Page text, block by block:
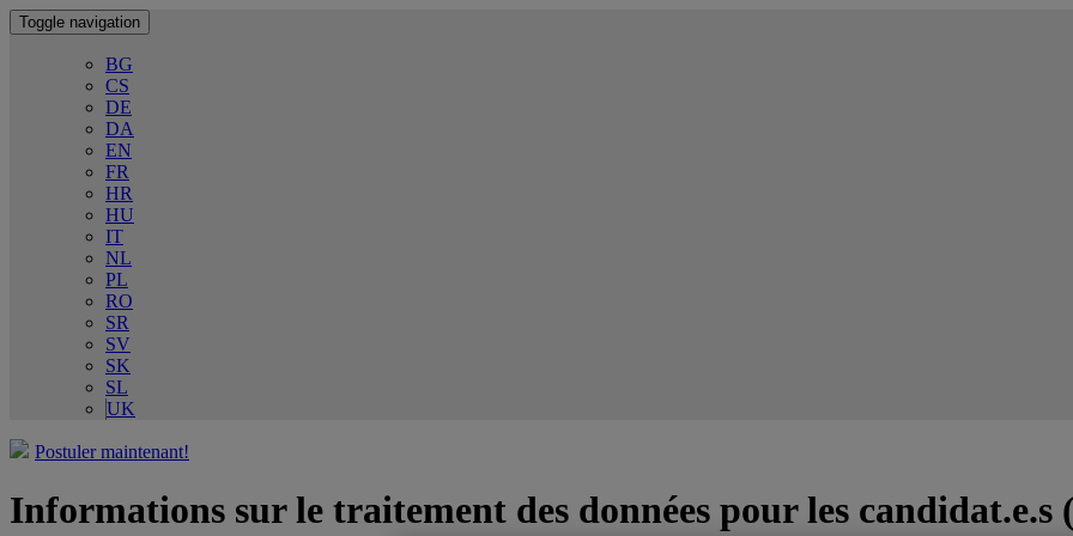
Toggle navigation
BG
CS
DE
DA
EN
FR
HR
HU
IT
NL
PL
RO
SR
SV
SK
SL
UK
Postuler maintenant!
Informations sur le traitement des données pour les candidat.e.s